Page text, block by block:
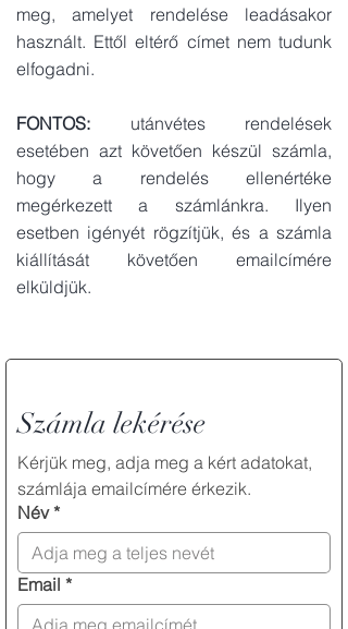
meg, amelyet rendelése leadásakor
használt. Ettől eltérő címet nem tudunk
elfogadni.
FONTOS: utánvétes rendelések
esetében azt követően készül számla,
hogy a rendelés ellenértéke
megérkezett a számlánkra. Ilyen
esetben igényét rögzítjük, és a számla
kiállítását követően emailcímére
elküldjük.
Számla lekérése
Kérjük meg, adja meg a kért adatokat,
számlája emailcímére érkezik.
Név *
Email *